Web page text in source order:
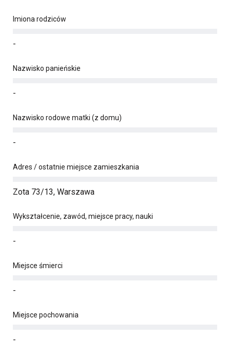
Imiona rodziców
-
Nazwisko panieńskie
-
Nazwisko rodowe matki (z domu)
-
Adres / ostatnie miejsce zamieszkania
Zota 73/13, Warszawa
Wykształcenie, zawód, miejsce pracy, nauki
-
Miejsce śmierci
-
Miejsce pochowania
-